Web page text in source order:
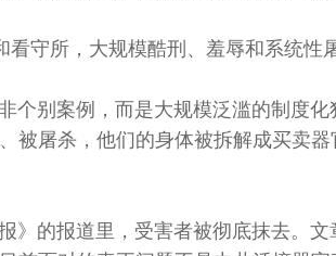
看守所，大规模酷刑、羞辱和系统性
个别案例，而是大规模泛滥的制度
被屠杀， 他们的身体被拆解成买卖器
》的报道里，受害者被彻底抹去。文